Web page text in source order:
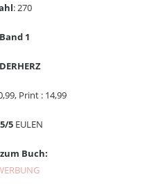
: 270
1
Print : 14,99
5EULEN
Buch: